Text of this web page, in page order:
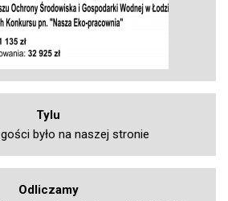
Tylu
gości było na naszej stronie
Odliczamy